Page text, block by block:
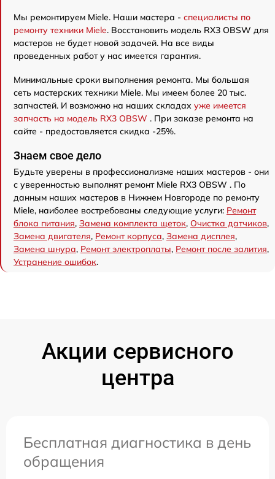
Мы ремонтируем Miele. Наши мастера - специалисты по
ремонту техники Miele. Восстановить модель RX3 OBSW для
мастеров не будет новой задачей. На все виды
проведенных работ у нас имеется гарантия.
Минимальные сроки выполнения ремонта. Мы большая
сеть мастерских техники Miele. Мы имеем более 20 тыс.
запчастей. И возможно на наших складах уже имеется
запчасть на модель RX3 OBSW . При заказе ремонта на
сайте - предоставляется скидка -25%.
Знаем свое дело
Будьте уверены в профессионализме наших мастеров - они
с уверенностью выполнят ремонт Miele RX3 OBSW . По
данным наших мастеров в Нижнем Новгороде по ремонту
Miele, наиболее востребованы следующие услуги: Ремонт
блока питания, Замена комплекта щеток, Очистка датчиков,
Замена двигателя, Ремонт корпуса, Замена дисплея,
Замена шнура, Ремонт электроплаты, Ремонт после залития,
Устранение ошибок.
Акции сервисного
центра
Бесплатная диагностика в день
обращения